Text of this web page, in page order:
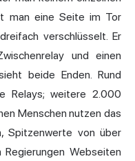
man eine Seite im Tor
verschlüsselt. Er
und einen
beide Enden. Rund
Relays; weitere 2.000
Menschen nutzen das
Spitzenwerte von über
Webseiten